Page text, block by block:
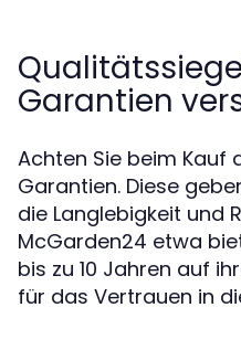
Garantien
Achten Sie beim Kauf
Garantien. Diese
die Langlebigkeit und
McGarden24 etwa
bis zu 10 Jahren auf
für das Vertrauen in